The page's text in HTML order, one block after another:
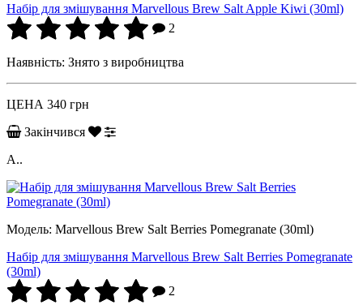
Набір для змішування Marvellous Brew Salt Apple Kiwi (30ml)
2
Наявність: Знято з виробництва
ЦЕНА 340 грн
Закінчився
A..
Модель: Marvellous Brew Salt Berries Pomegranate (30ml)
Набір для змішування Marvellous Brew Salt Berries Pomegranate
(30ml)
2